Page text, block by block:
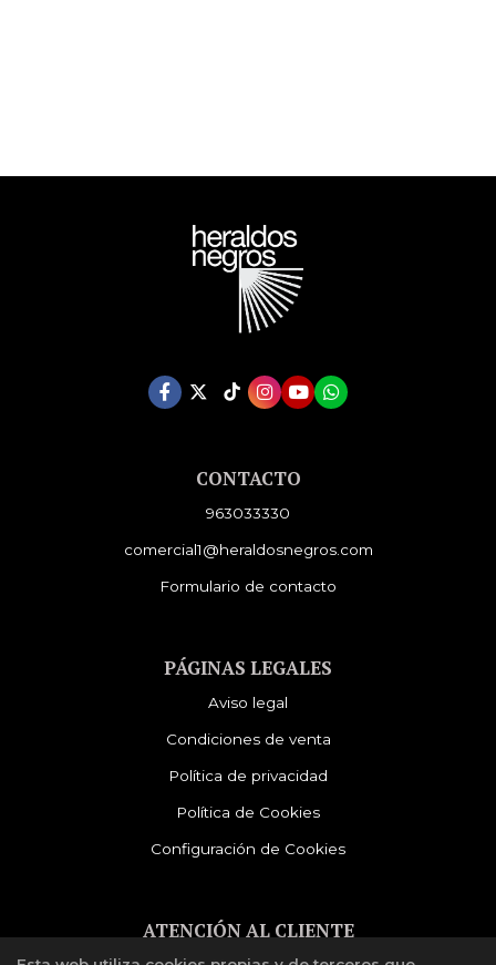
CONTACTO
963033330
comercial1@heraldosnegros.com
Formulario de contacto
PÁGINAS LEGALES
Aviso legal
Condiciones de venta
Política de privacidad
Política de Cookies
Configuración de Cookies
ATENCIÓN AL CLIENTE